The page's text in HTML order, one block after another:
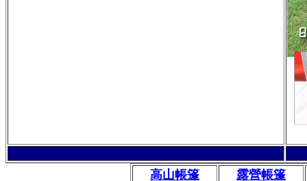
高山帳篷
露營帳篷